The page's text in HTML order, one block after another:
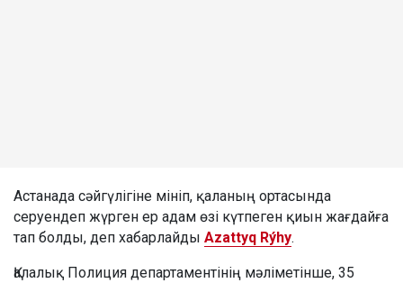
Астанада сәйгүлігіне мініп, қаланың ортасында
серуендеп жүрген ер адам өзі күтпеген қиын жағдайға
тап болды, деп хабарлайды Azattyq Rýhy.
Қалалық Полиция департаментінің мәліметінше, 35